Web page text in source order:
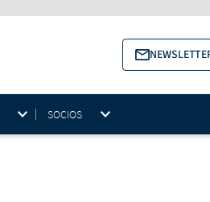
SOCIOS